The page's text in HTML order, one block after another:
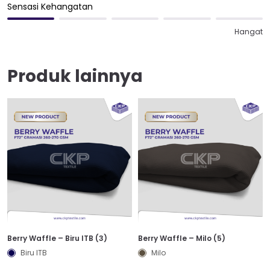
Sensasi Kehangatan
Hangat
Produk lainnya
Berry Waffle – Biru ITB (3)
Biru ITB
Berry Waffle – Milo (5)
Milo